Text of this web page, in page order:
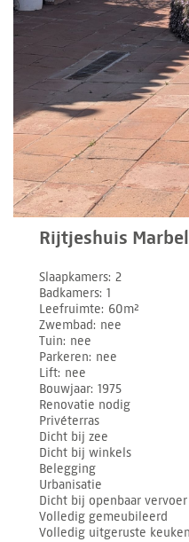
Rijtjeshuis
Slaapkamers 2
Badkamers 1
Leefruimte 60m²
Zwembad nee
Tuin nee
Parkeren nee
Lift nee
Bouwjaar 1975
Renovatie nodig
Privéterras
Dicht bij zee
Dicht bij winkels
Belegging
Urbanisatie
Dicht bij openbaar vervoer
Volledig gemeubileerd
Volledig uitgeruste keuken